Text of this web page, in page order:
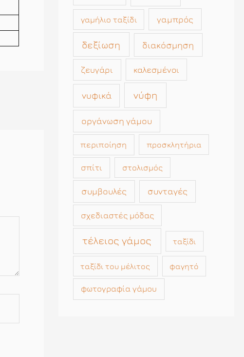
γαμήλιο ταξίδι γαμπρός
δεξίωση διακόσμηση
ζευγάρι καλεσμένοι
νυφικά νύφη
οργάνωση γάμου
περιποίηση προσκλητήρια
σπίτι στολισμός
συμβουλές συνταγές
σχεδιαστές μόδας
τέλειος γάμος ταξίδι
ταξίδι του μέλιτος φαγητό
φωτογραφία γάμου